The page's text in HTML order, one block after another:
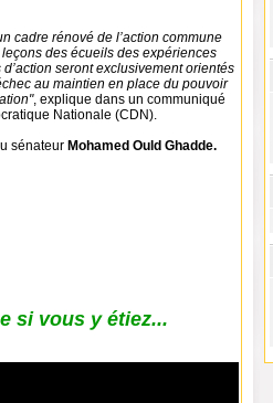
cadre rénové de l’action commune
des écueils des expériences
seront exclusivement orientés
au maintien en place du pouvoir
, explique dans un communiqué
Nationale (CDN).
sénateur Mohamed Ould Ghadde.
si vous y étiez...